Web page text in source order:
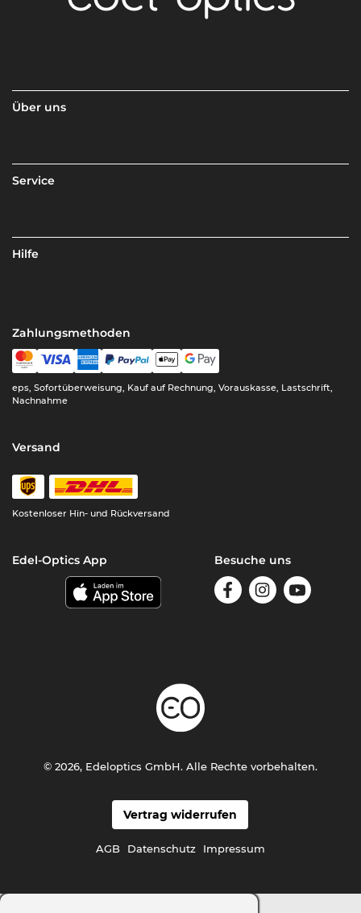
Über uns
Service
Hilfe
Zahlungsmethoden
eps, Sofortüberweisung, Kauf auf Rechnung, Vorauskasse, Lastschrift,
Nachnahme
Versand
Kostenloser Hin- und Rückversand
Edel-Optics App Besuche uns
Vertrag widerrufen
AGB Datenschutz Impressum
© 2026, Edeloptics GmbH. Alle Rechte vorbehalten.